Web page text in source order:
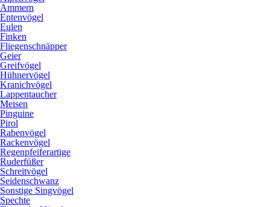
Ammern
Entenvögel
Eulen
Finken
Fliegenschnäpper
Geier
Greifvögel
Hühnervögel
Kranichvögel
Lappentaucher
Meisen
Pinguine
Pirol
Rabenvögel
Rackenvögel
Regenpfeiferartige
Ruderfüßer
Schreitvögel
Seidenschwanz
Sonstige Singvögel
Spechte